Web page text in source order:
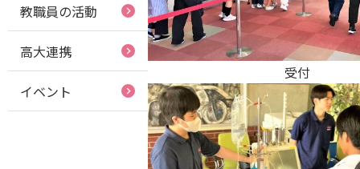
受付
教職員の活動
高大連携
イベント